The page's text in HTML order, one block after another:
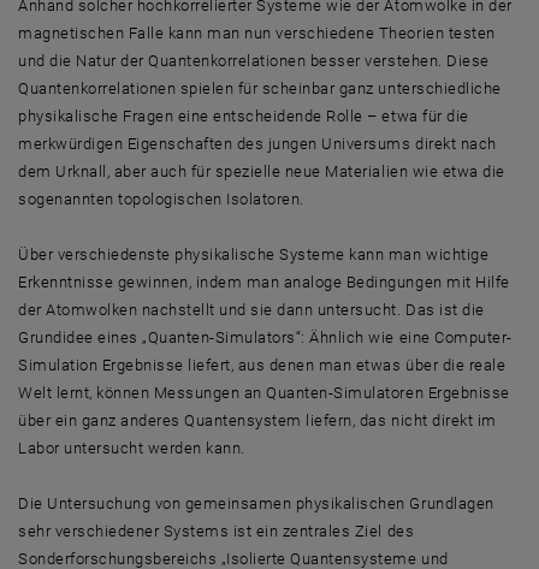
Anhand solcher hochkorrelierter Systeme wie der Atomwolke in der
magnetischen Falle kann man nun verschiedene Theorien testen
und die Natur der Quantenkorrelationen besser verstehen. Diese
Quantenkorrelationen spielen für scheinbar ganz unterschiedliche
physikalische Fragen eine entscheidende Rolle – etwa für die
merkwürdigen Eigenschaften des jungen Universums direkt nach
dem Urknall, aber auch für spezielle neue Materialien wie etwa die
sogenannten topologischen Isolatoren.
Über verschiedenste physikalische Systeme kann man wichtige
Erkenntnisse gewinnen, indem man analoge Bedingungen mit Hilfe
der Atomwolken nachstellt und sie dann untersucht. Das ist die
Grundidee eines „Quanten-Simulators“: Ähnlich wie eine Computer-
Simulation Ergebnisse liefert, aus denen man etwas über die reale
Welt lernt, können Messungen an Quanten-Simulatoren Ergebnisse
über ein ganz anderes Quantensystem liefern, das nicht direkt im
Labor untersucht werden kann.
Die Untersuchung von gemeinsamen physikalischen Grundlagen
sehr verschiedener Systems ist ein zentrales Ziel des
Sonderforschungsbereichs „Isolierte Quantensysteme und